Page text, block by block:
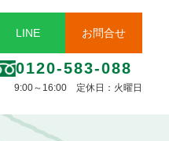
LINE お問合せ
0120-583-088
9:00～16:00 定休日：火曜日